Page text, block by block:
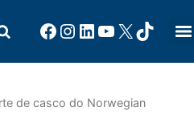
de casco do Norwegian